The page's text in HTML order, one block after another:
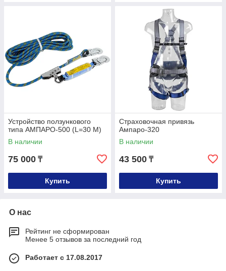
Устройство ползункового
типа АМПАРО-500 (L=30 М)
В наличии
75 000 ₸
Купить
Страховочная привязь
Ампаро-320
В наличии
43 500 ₸
Купить
О нас
Рейтинг не сформирован
Менее 5 отзывов за последний год
Работает с 17.08.2017